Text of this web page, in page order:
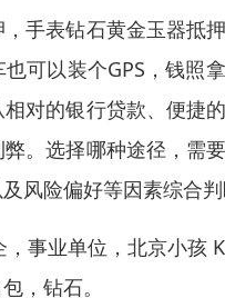
手表钻石黄金玉器抵
可以装个GPS，钱照
对的银行贷款、便捷
。选择哪种途径，需
风险偏好等因素综合判
事业单位，北京小孩
，钻石。